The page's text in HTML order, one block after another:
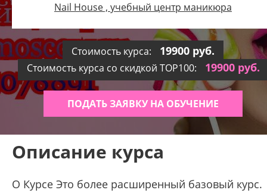
Nail House , учебный центр маникюра
Стоимость курса: 19900 руб.
Стоимость курса со скидкой TOP100: 19900 руб.
ПОДАТЬ ЗАЯВКУ НА ОБУЧЕНИЕ
Описание курса
О Курсе Это более расширенный базовый курс.